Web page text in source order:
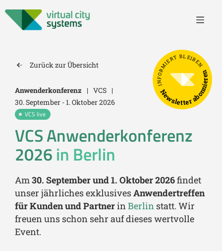
Zurück zur Übersicht
Anwenderkonferenz | VCS |
30. September - 1. Oktober 2026
VCS live
VCS Anwenderkonferenz
2026in Berlin
Am30. September und 1. Oktober 2026findet
unser jährliches exklusivesAnwendertreffen
für Kunden und PartnerinBerlin statt. Wir
freuen uns schon sehr auf dieses wertvolle
Event.
INFORMIERT BLEIBEN
Newsletter abonnieren